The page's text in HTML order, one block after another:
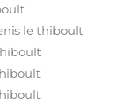
le thiboult